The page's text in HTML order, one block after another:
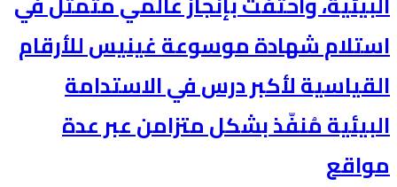
استلام شهادة موسوعة غينيس للأرقام
القياسية لأكبر درس في الاستدامة
البيئية مُنفّذ بشكل متزامن عبر عدة
مواقع